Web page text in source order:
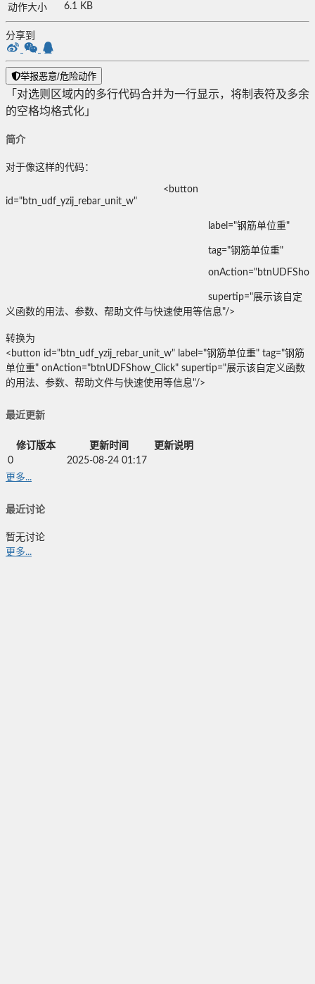
动作大小
6.1 KB
分享到
举报恶意/危险动作
「对选则区域内的多行代码合并为一行显示，将制表符及多余
的空格均格式化」
简介
对于像这样的代码：
<button
id="btn_udf_yzij_rebar_unit_w"
label="钢筋单位重"
tag="钢筋单位重"
supertip="展示该自定
义函数的用法、参数、帮助文件与快速使用等信息"/>
转换为
<button id="btn_udf_yzij_rebar_unit_w" label="钢筋单位重" tag="钢筋
单位重" onAction="btnUDFShow_Click" supertip="展示该自定义函数
的用法、参数、帮助文件与快速使用等信息"/>
最近更新
修订版本 更新时间
更新说明
0
2025-08-24 01:17
更多...
最近讨论
暂无讨论
更多...